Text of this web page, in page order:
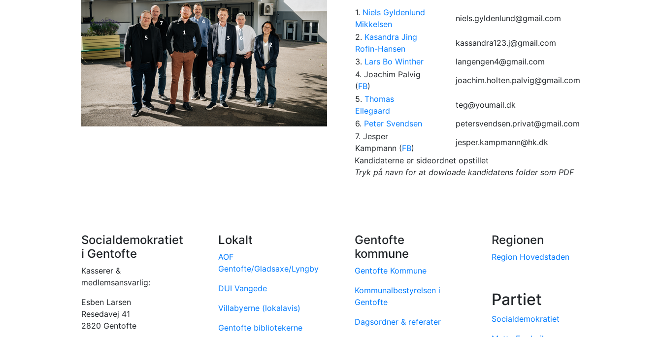
1. Niels Gyldenlund
Mikkelsen
niels.gyldenlund@gmail.com
2. Kasandra Jing
Rofin-Hansen
kassandra123.j@gmail.com
3. Lars Bo Winther
langengen4@gmail.com
4. Joachim Palvig
(FB)
joachim.holten.palvig@gmail.com
5. Thomas
Ellegaard
teg@youmail.dk
6. Peter Svendsen
petersvendsen.privat@gmail.com
7. Jesper
Kampmann (FB)
jesper.kampmann@hk.dk
Kandidaterne er sideordnet opstillet
Tryk på navn for at dowloade kandidatens folder som PDF
Socialdemokratiet
i Gentofte
Kasserer &
medlemsansvarlig:
Esben Larsen
Resedavej 41
2820 Gentofte
Lokalt
AOF
Gentofte/Gladsaxe/Lyngby
DUI Vangede
Villabyerne (lokalavis)
Gentofte bibliotekerne
Gentofte
kommune
Gentofte Kommune
Kommunalbestyrelsen i
Gentofte
Dagsordner & referater
Regionen
Region Hovedstaden
Partiet
Socialdemokratiet